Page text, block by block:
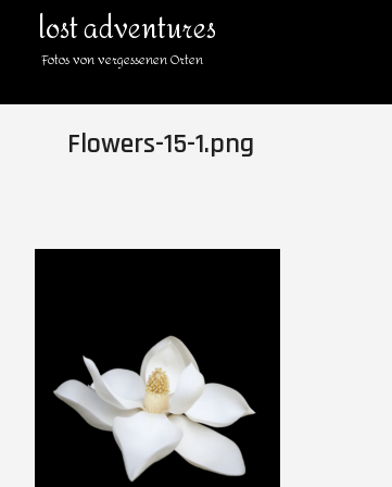
lost adventures
Fotos von vergessenen Orten
Flowers-15-1.png